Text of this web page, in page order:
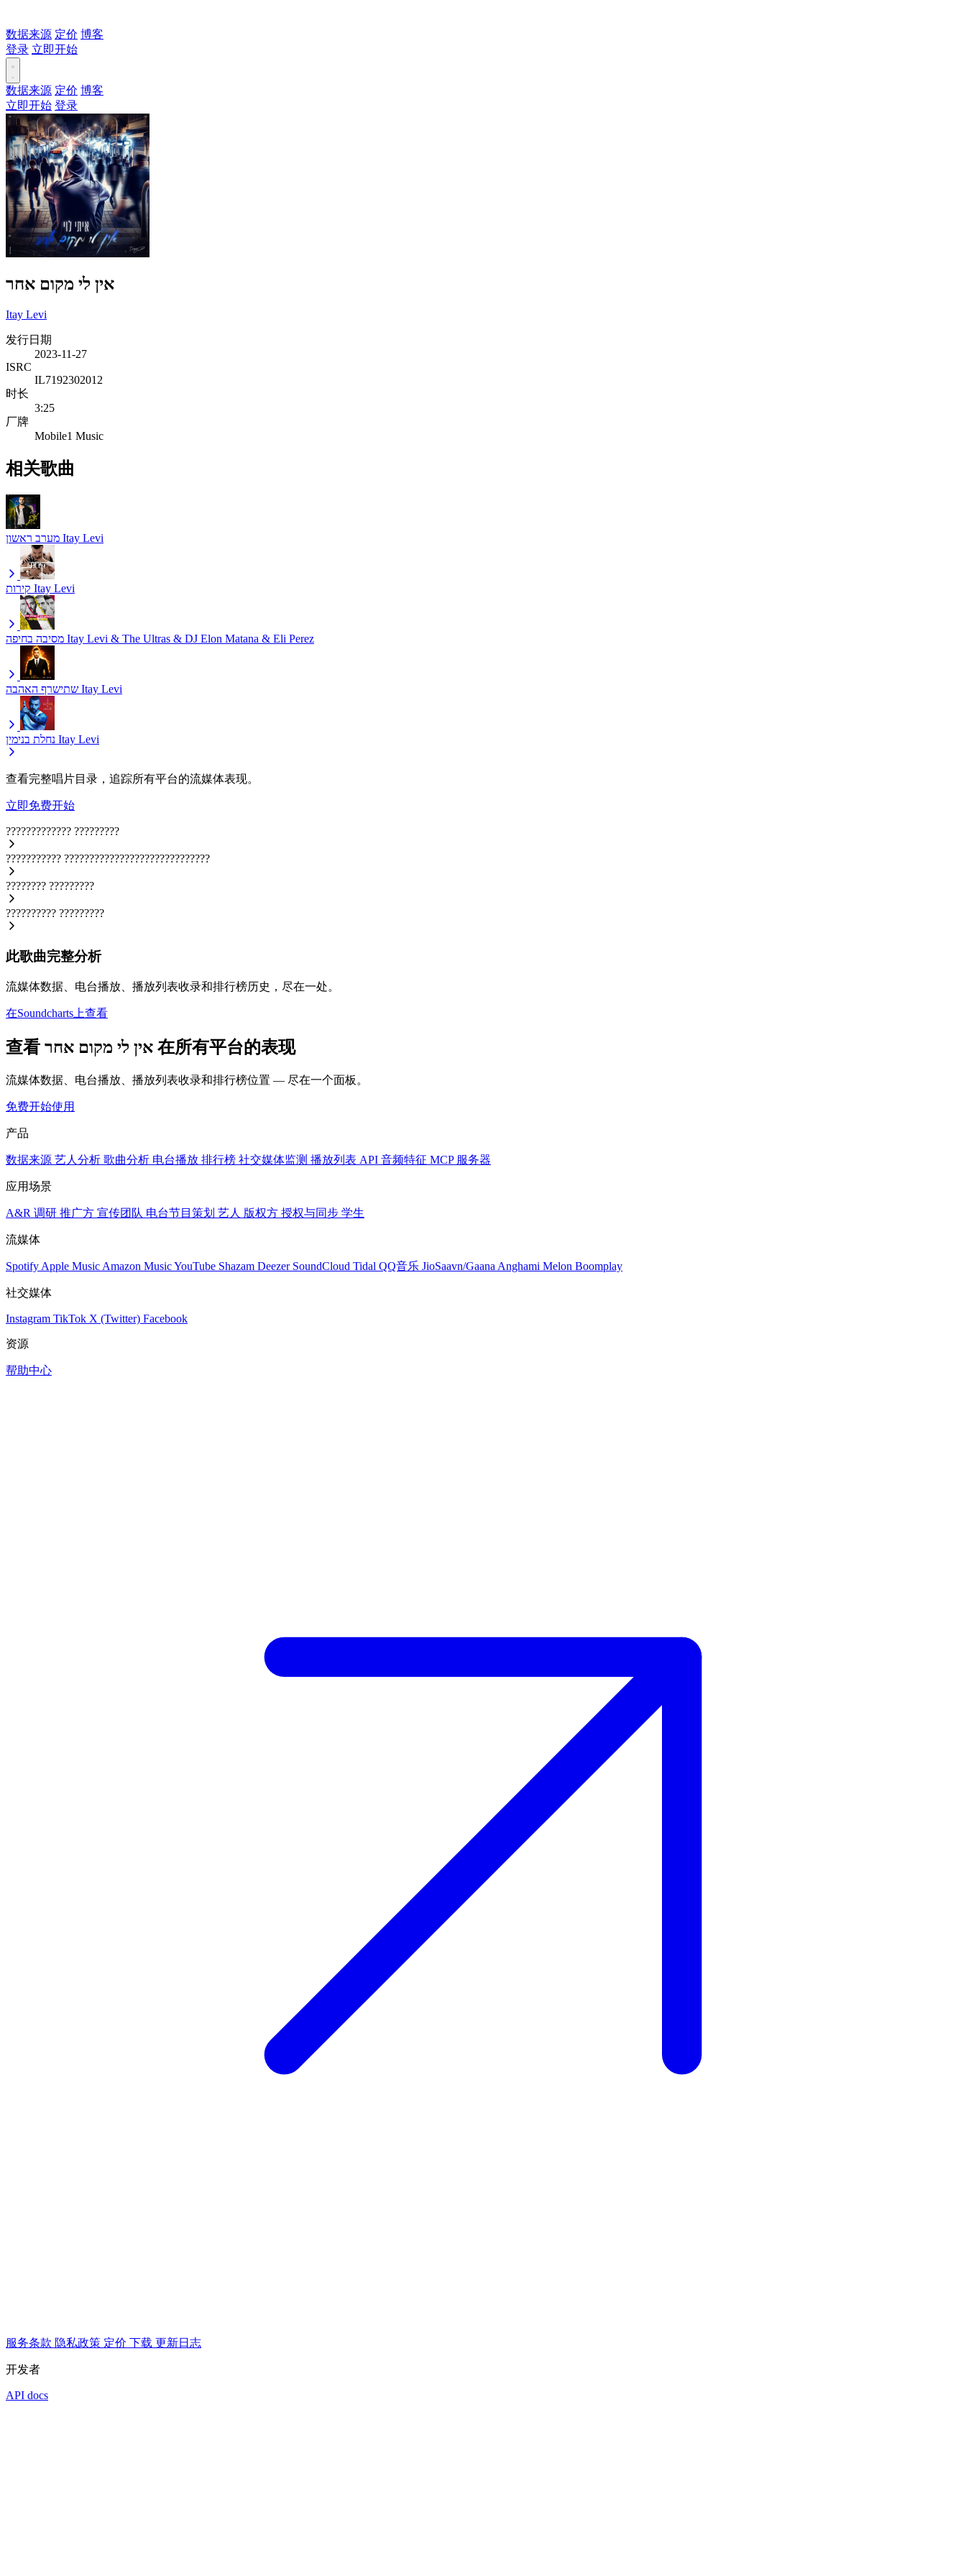
数据来源 定价 博客
登录 立即开始
数据来源 定价 博客
立即开始 登录
אין לי מקום אחר
Itay Levi
发行日期
2023-11-27
ISRC
IL7192302012
时长
3:25
厂牌
Mobile1 Music
相关歌曲
מערב ראשון Itay Levi
קירות Itay Levi
מסיבה בחיפה Itay Levi & The Ultras & DJ Elon Matana & Eli Perez
שתישרף האהבה Itay Levi
נחלת בנימין Itay Levi
查看完整唱片目录，追踪所有平台的流媒体表现。
立即免费开始
????????????? ?????????
??????????? ?????????????????????????????
???????? ?????????
?????????? ?????????
此歌曲完整分析
流媒体数据、电台播放、播放列表收录和排行榜历史，尽在一处。
在Soundcharts上查看
查看 אין לי מקום אחר 在所有平台的表现
流媒体数据、电台播放、播放列表收录和排行榜位置 — 尽在一个面板。
免费开始使用
产品
数据来源 艺人分析 歌曲分析 电台播放 排行榜 社交媒体监测 播放列表 API 音频特征 MCP 服务器
应用场景
A&R 调研 推广方 宣传团队 电台节目策划 艺人 版权方 授权与同步 学生
流媒体
Spotify Apple Music Amazon MusicYouTube Shazam Deezer SoundCloud Tidal QQ音乐 JioSaavn/Gaana Anghami Melon Boomplay
社交媒体
Instagram TikTok X (Twitter) Facebook
资源
帮助中心
服务条款 隐私政策 定价 下载 更新日志
开发者
API docs